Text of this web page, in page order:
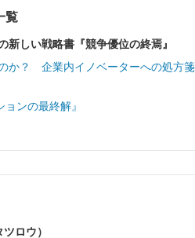
覧
しい戦略書『競争優位の終焉』
か？ 企業内イノベーターへの処方
ンの最終解』
ロウ）